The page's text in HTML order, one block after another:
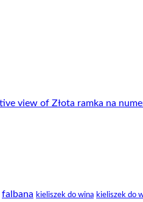
falbana kieliszek do wina kieliszek do